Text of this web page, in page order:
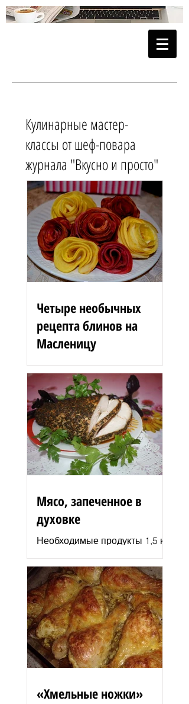
Кулинарные мастер-
классы от шеф-повара
журнала "Вкусно и просто"
Четыре необычных
рецепта блинов на
Масленицу
Блинные розы 1,5 стакана
муки 200 г вишен 125 мл
сыворотки 100 г сгущенного
молока 2 яйца 3 ст. л.
растительного масла 1 ст. л.
сахара...
Мясо, запеченное в
духовке
Необходимые продукты 1,5 кг
паприка смесь сухих
итальянских трав черный
молотый перец 2–3 ст. л.
растительного...
«Хмельные ножки»